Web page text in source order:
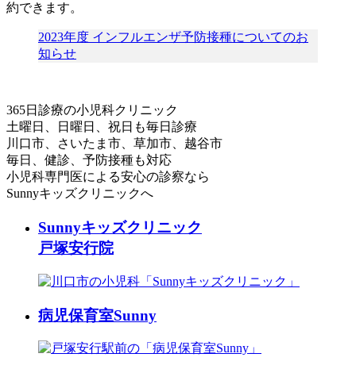
約できます。
2023年度 インフルエンザ予防接種についてのお
知らせ
365日診療の小児科クリニック
土曜日、日曜日、祝日も毎日診療
川口市、さいたま市、草加市、越谷市
毎日、健診、予防接種も対応
小児科専門医による安心の診察なら
Sunnyキッズクリニックへ
Sunnyキッズクリニック
戸塚安行院
病児保育室Sunny